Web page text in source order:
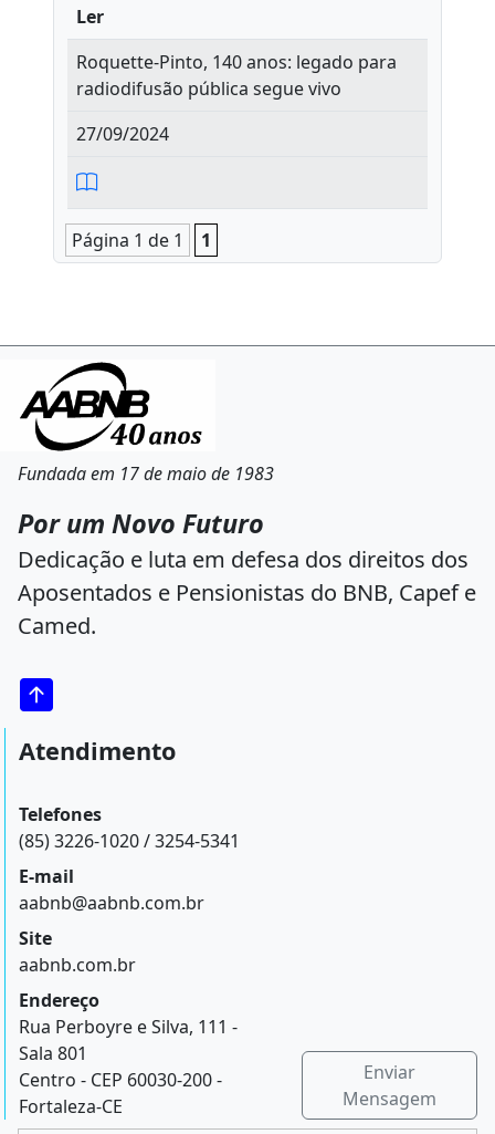
Ler
Roquette-Pinto, 140 anos: legado para
radiodifusão pública segue vivo
27/09/2024
Página 1 de 1 1
Fundada em 17 de maio de 1983
Por um Novo Futuro
Dedicação e luta em defesa dos direitos dos
Aposentados e Pensionistas do BNB, Capef e
Camed.
Atendimento
Telefones
(85) 3226-1020 / 3254-5341
E-mail
aabnb@aabnb.com.br
Site
aabnb.com.br
Endereço
Rua Perboyre e Silva, 111 -
Sala 801
Centro - CEP 60030-200 -
Fortaleza-CE
Enviar
Mensagem